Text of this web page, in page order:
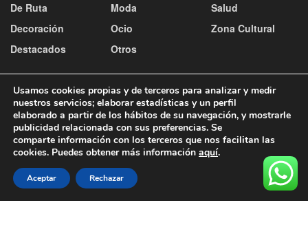
De Ruta
Decoración
Destacados
Moda
Ocio
Otros
Salud
Zona Cultural
Contacto y publicidad Aviso Legal
Política de Cookies
Política de Privacidad
© 2025
Usamos cookies propias y de terceros para analizar y medir
nuestros servicios; elaborar estadísticas y un perfil
elaborado a partir de los hábitos de su navegación, y mostrarle
publicidad relacionada con sus preferencias. Se
comparte información con los terceros que nos facilitan las
cookies. Puedes obtener más información aquí.
Aceptar Rechazar